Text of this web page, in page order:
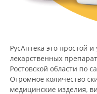
РусАптека это простой
лекарственных
Ростовской области по
Огромное количество
медицинские изделия,